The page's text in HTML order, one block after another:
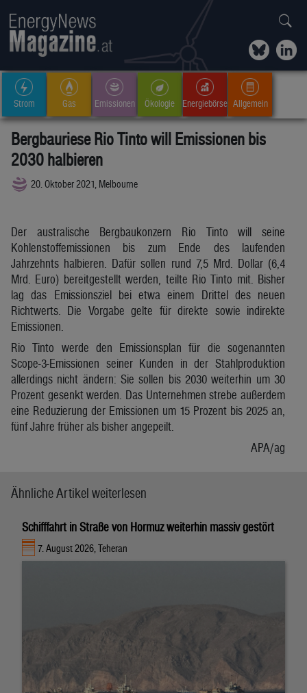
Strom Gas Emissionen Ökologie Energiebörse Allgemein
Bergbauriese Rio Tinto will Emissionen bis
2030 halbieren
20. Oktober 2021, Melbourne
Der australische Bergbaukonzern Rio Tinto will seine
Kohlenstoffemissionen bis zum Ende des laufenden
Jahrzehnts halbieren. Dafür sollen rund 7,5 Mrd. Dollar (6,4
Mrd. Euro) bereitgestellt werden, teilte Rio Tinto mit. Bisher
lag das Emissionsziel bei etwa einem Drittel des neuen
Richtwerts. Die Vorgabe gelte für direkte sowie indirekte
Emissionen.
Rio Tinto werde den Emissionsplan für die sogenannten
Scope-3-Emissionen seiner Kunden in der Stahlproduktion
allerdings nicht ändern: Sie sollen bis 2030 weiterhin um 30
Prozent gesenkt werden. Das Unternehmen strebe außerdem
eine Reduzierung der Emissionen um 15 Prozent bis 2025 an,
fünf Jahre früher als bisher angepeilt.
APA/ag
Ähnliche Artikel weiterlesen
Schifffahrt in Straße von Hormuz weiterhin massiv gestört
7. August 2026, Teheran